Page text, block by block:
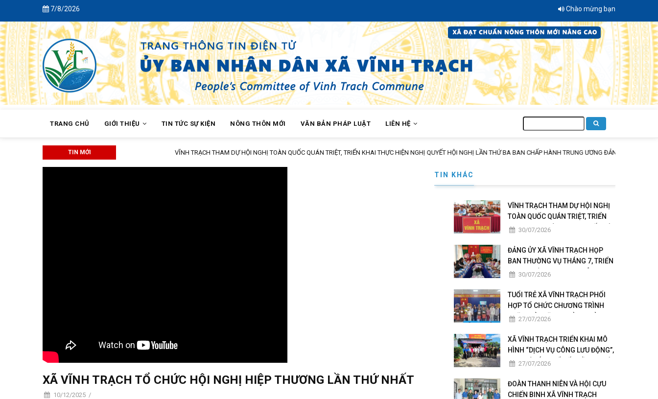
main
content
7/8/2026 Chào mừng bạn đến với Trang
NAVIGATION
TRANG CHỦ GIỚI THIỆU TIN TỨC SỰ KIỆN NÔNG THÔN MỚI VĂN BẢN PHÁP LUẬT LIÊN HỆ
kiếm
TIN MỚI VĨNH TRẠCH THAM DỰ HỘI NGHỊ TOÀN QUỐC QUÁN TRIỆT, TRIỂN KHAI THỰC HIỆN NGHỊ QUYẾT HỘI NGHỊ LẦN THỨ BA BAN CHẤP HÀNH TRUNG ƯƠNG ĐẢNG KHÓA XIV
XÃ VĨNH TRẠCH TỔ CHỨC HỘI NGHỊ HIỆP THƯƠNG LẦN THỨ NHẤT
10/12/2025 /
TIN KHÁC
VĨNH TRẠCH THAM DỰ HỘI NGHỊ
TOÀN QUỐC QUÁN TRIỆT, TRIỂN
KHAI THỰC HIỆN NGHỊ QUYẾT HỘI
HÀNH TRUNG ƯƠNG ĐẢNG KHÓA
XIV
30/07/2026
ĐẢNG ỦY XÃ VĨNH TRẠCH HỌP
BAN THƯỜNG VỤ THÁNG 7, TRIỂN
KHAI NHIỆM VỤ TRỌNG TÂM
30/07/2026
TUỔI TRẺ XÃ VĨNH TRẠCH PHỐI
HỢP TỔ CHỨC CHƯƠNG TRÌNH
THĂM HỎI, TẶNG QUÀ GIA ĐÌNH
27/07/2026
XÃ VĨNH TRẠCH TRIỂN KHAI MÔ
HÌNH “DỊCH VỤ CÔNG LƯU ĐỘNG”,
ĐƯA TIỆN ÍCH SỐ ĐẾN GẦN NGƯỜI
27/07/2026
ĐOÀN THANH NIÊN VÀ HỘI CỰU
CHIẾN BINH XÃ VĨNH TRẠCH